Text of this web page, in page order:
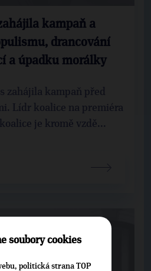
kampaň a
drancování
a úpadku morálky
zahájila kampaň před
Lídr koalice na premiéra
je kromě vzdě...
soubory cookies
politická strana TOP